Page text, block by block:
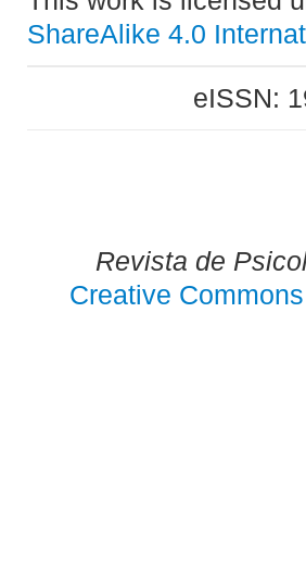
ShareAlike 4.0
eISSN:
Revista de
Creative